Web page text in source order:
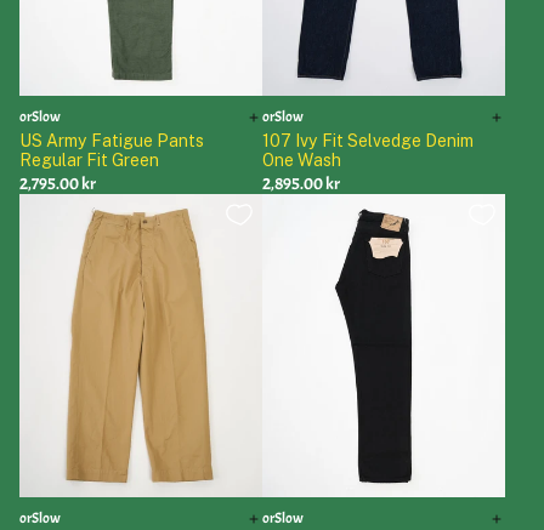
orSlow
US Army Fatigue Pants
Regular Fit Green
2,795.00 kr
orSlow
107 Ivy Fit Selvedge Denim
One Wash
2,895.00 kr
orSlow orSlow